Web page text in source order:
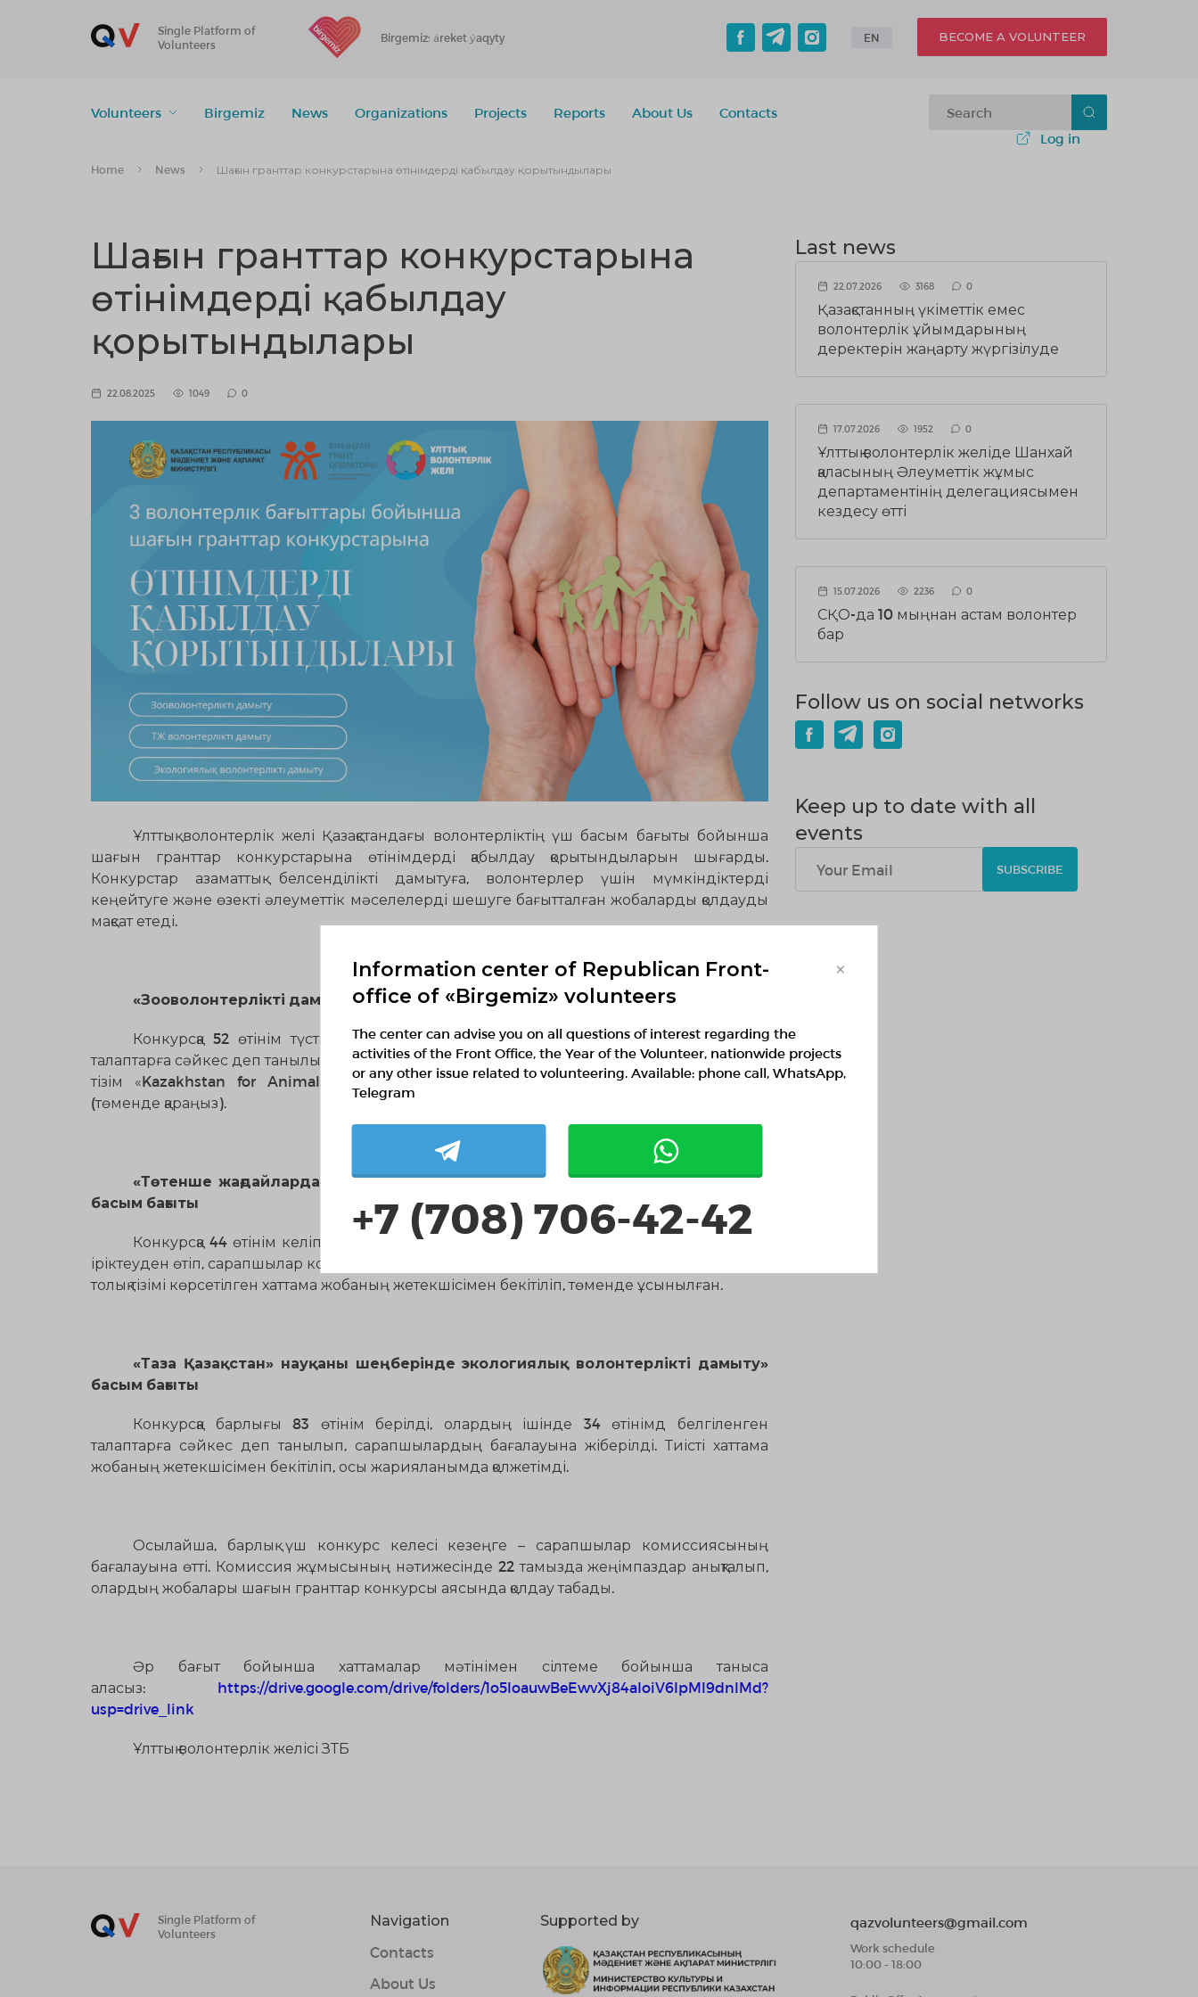
Single Platform of
Volunteers
Birgemiz: áreket ýaqyty EN BECOME A VOLUNTEER
Volunteers Birgemiz News Organizations Projects Reports About Us
Contacts
Log in
Home News Шағын гранттар конкурстарына өтінімдерді қабылдау қорытындылары
Шағын гранттар конкурстарына
өтінімдерді қабылдау
қорытындылары
22.08.2025 1049 0
Ұлттық волонтерлік желі Қазақстандағы волонтерліктің үш басым бағыты бойынша
шағын гранттар конкурстарына өтінімдерді қабылдау қорытындыларын шығарды.
Конкурстар азаматтық белсенділікті дамытуға, волонтерлер үшін мүмкіндіктерді
кеңейтуге және өзекті әлеуметтік мәселелерді шешуге бағытталған жобаларды қолдауды
мақсат етеді.
«Зооволонтерлікті дамыту» басым бағыты
Конкурсқа 52 өтінім түсті. Техникалық сараптама қорытындысы бойынша 25 өтінім
талаптарға сәйкес деп танылып, сарапшылар комиссиясының бағалауына жіберілді. Толық
тізім «Kazakhstan for Animals» жобасының жетекшісінің хаттамасында жарияланған
(төменде қараңыз).
«Төтенше жағдайлардағы және ТЖ салдарын жоюдағы волонтерлікті дамыту»
басым бағыты
Конкурсқа 44 өтінім келіп түсті. Техникалық сараптама нәтижелері бойынша 19 өтінім
іріктеуден өтіп, сарапшылар комиссиясының бағалауына жолданды. Өтінім берушілердің
толық тізімі көрсетілген хаттама жобаның жетекшісімен бекітіліп, төменде ұсынылған.
«Таза Қазақстан» науқаны шеңберінде экологиялық волонтерлікті дамыту»
басым бағыты
Конкурсқа барлығы 83 өтінім берілді, олардың ішінде 34 өтінімд белгіленген
талаптарға сәйкес деп танылып, сарапшылардың бағалауына жіберілді. Тиісті хаттама
жобаның жетекшісімен бекітіліп, осы жарияланымда қолжетімді.
Осылайша, барлық үш конкурс келесі кезеңге – сарапшылар комиссиясының
бағалауына өтті. Комиссия жұмысының нәтижесінде 22 тамызда жеңімпаздар анықталып,
олардың жобалары шағын гранттар конкурсы аясында қолдау табады.
Әр бағыт бойынша хаттамалар мәтінімен сілтеме бойынша таныса
аласыз: https://drive.google.com/drive/folders/1o5loauwBeEwvXj84aIoiV6IpMl9dnlMd?
usp=drive_link
Ұлттық волонтерлік желісі ЗТБ
Last news
22.07.2026 3168 0
Қазақстанның үкіметтік емес
волонтерлік ұйымдарының
деректерін жаңарту жүргізілуде
17.07.2026 1952 0
Ұлттық волонтерлік желіде Шанхай
қаласының Әлеуметтік жұмыс
департаментінің делегациясымен
кездесу өтті
15.07.2026 2236 0
СҚО-да 10 мыңнан астам волонтер
бар
Follow us on social networks
Keep up to date with all
events
SUBSCRIBE
Single Platform of
Volunteers
Navigation
Contacts
About Us
Supported by qazvolunteers@gmail.com
Work schedule
10:00 - 18:00
Information center of Republican Front-
office of «Birgemiz» volunteers
×
The center can advise you on all questions of interest regarding the
activities of the Front Office, the Year of the Volunteer, nationwide projects
or any other issue related to volunteering. Available: phone call, WhatsApp,
Telegram
+7 (708) 706-42-42